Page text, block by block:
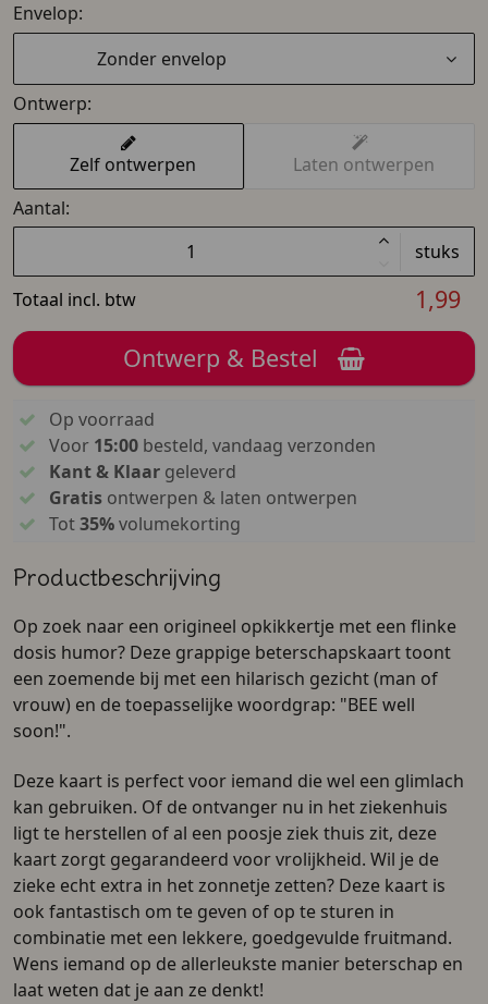
Envelop:
Zonder envelop
Ontwerp:
Zelf ontwerpen
Laten ontwerpen
Aantal:
stuks
Totaal incl. btw
1,99
Ontwerp & Bestel
Op voorraad
Voor 15:00besteld, vandaag verzonden
Kant & Klaargeleverd
Gratisontwerpen & laten ontwerpen
Tot35%volumekorting
Productbeschrijving
Op zoek naar een origineel opkikkertje met een flinke
dosis humor? Deze grappige beterschapskaart toont
een zoemende bij met een hilarisch gezicht (man of
vrouw) en de toepasselijke woordgrap: "BEE well
soon!".
Deze kaart is perfect voor iemand die wel een glimlach
kan gebruiken. Of de ontvanger nu in het ziekenhuis
ligt te herstellen of al een poosje ziek thuis zit, deze
kaart zorgt gegarandeerd voor vrolijkheid. Wil je de
zieke echt extra in het zonnetje zetten? Deze kaart is
ook fantastisch om te geven of op te sturen in
combinatie met een lekkere, goedgevulde fruitmand.
Wens iemand op de allerleukste manier beterschap en
laat weten dat je aan ze denkt!